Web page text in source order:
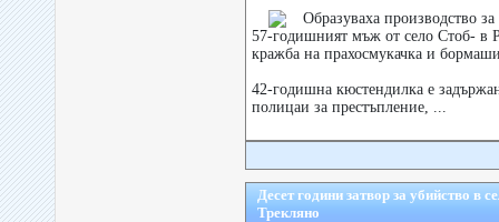
Образуваха производство
57-годишният мъж от село Стоб- в
кражба на прахосмукачка и
42-годишна кюстендилка е
полицаи за престъпление, ...
Десет години затвор за убийство в
Трекляно